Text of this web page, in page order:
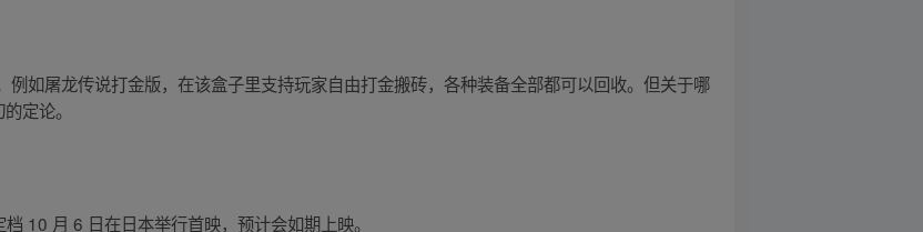
如屠龙传说打金版，在该盒子里支持玩家自由打金搬砖，各种装备全部都可以回收。但关于哪
定论。
10 月 6 日在日本举行首映，预计会如期上映。